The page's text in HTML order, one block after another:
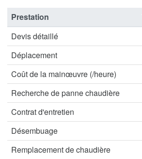
Prestation
Devis détaillé
Déplacement
Coût de la mainœuvre (/heure)
Recherche de panne chaudière
Contrat d'entretien
Désembuage
Remplacement de chaudière